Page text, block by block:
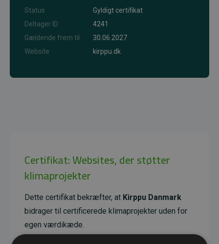
Status
Gyldigt certifikat
Deltager ID
4241
Gældende frem til
30.06.2027
Website
kirppu.dk
Certifikat: Websites, der støtter
klimaprojekter
Dette certifikat bekræfter, at Kirppu Danmark
bidrager til certificerede klimaprojekter uden for
egen værdikæde.